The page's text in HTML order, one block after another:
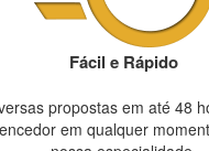
Fácil e Rápido
propostas em até 48
em qualquer